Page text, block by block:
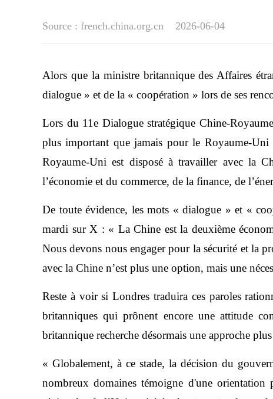
Source : french.china.org.cn 2026-06-04
Alors que la ministre britannique des Affaires
dialogue » et de la « coopération » lors de ses
Lors du 11e Dialogue stratégique Chine-
plus important que jamais pour le Royaume-
Royaume-Uni est disposé à travailler avec la
l’économie et du commerce, de la finance, de
De toute évidence, les mots « dialogue » et «
mardi sur X : « La Chine est la deuxième
Nous devons nous engager pour la sécurité et la
avec la Chine n’est plus une option, mais une
Reste à voir si Londres traduira ces paroles
britanniques qui prônent encore une attitude
britannique recherche désormais une approche
« Globalement, à ce stade, la décision du
nombreux domaines témoigne d'une